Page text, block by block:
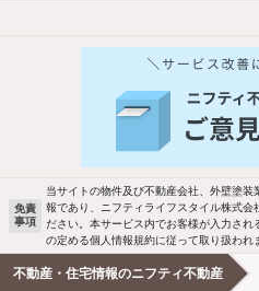
他の人はこんな条件で絞り込んで
バス・トイレ別
駐車場あり
洗濯機置場あり
エアコンあり
免責
事項
当サイトの物件及び不動産会社、外壁塗
報であり、ニフティライフスタイル株式会
ださい。本サービス内でお客様が入力さ
の定める個人情報規約に従って取り扱われ
不動産・住宅情報のニフティ不動産